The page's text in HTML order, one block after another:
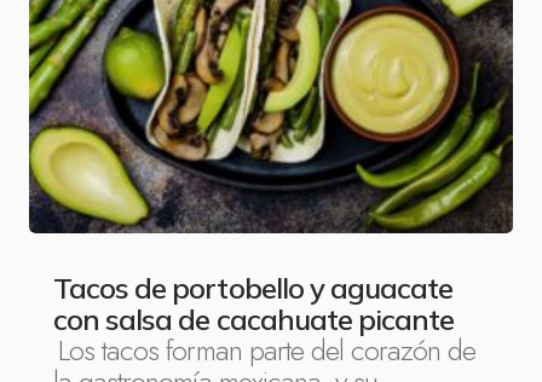
Tacos de portobello y aguacate
con salsa de cacahuate picante
Los tacos forman parte del corazón de